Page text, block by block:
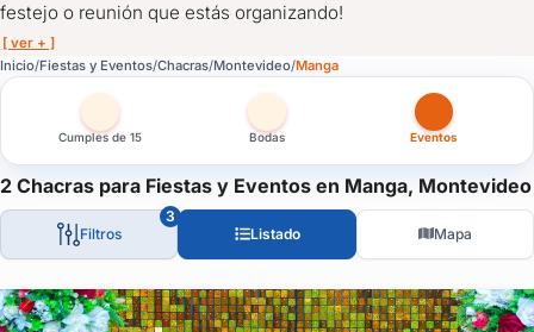
festejo o reunión que estás organizando!
[ ver + ]
Inicio Fiestas y Eventos Chacras Montevideo Manga
Cumples de 15 Bodas Eventos
2 Chacras para Fiestas y Eventos en Manga, Montevideo
Filtros
3
Listado
Mapa
Chacras para Fiestas y Eventos en Manga, Montevideo
Guía actualizada de
Chacras para Eventos
. Podés buscarlas
¡Seguro encontrás la chacra que más se adapte al tipo de
Chacras para Eventos Corporativos y Sociales en Montevideo:
Descubrí nuestra selección curada de chacras y espacios
Esta guía te permite encontrar el escenario perfecto para
Cada lugar destaca por su versatilidad: desde salones con
Muchas de los lugares ofrecen servicios de gestión integral,